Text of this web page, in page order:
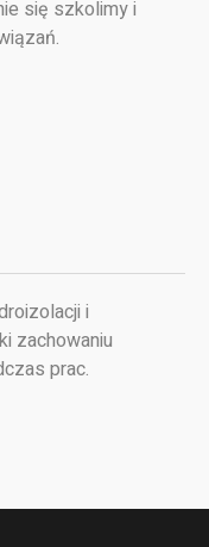
się szkolimy i
i
zachowaniu
prac.